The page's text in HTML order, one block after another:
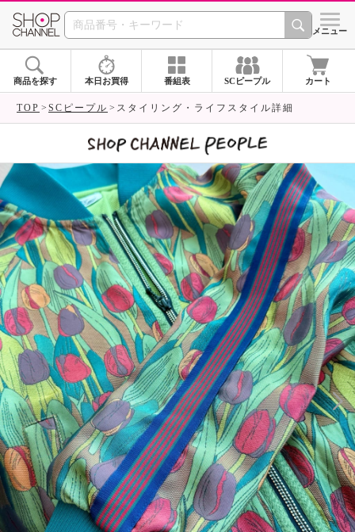
SHOP CHANNEL シメニュー
商品を探す 本日お買得 番組表 SCピープル カート
TOP SCピープル スタイリング・ライフスタイル詳細